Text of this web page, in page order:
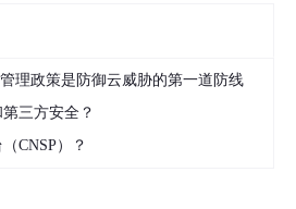
理政策是防御云威胁的第一道防线
三方安全？
CNSP）？